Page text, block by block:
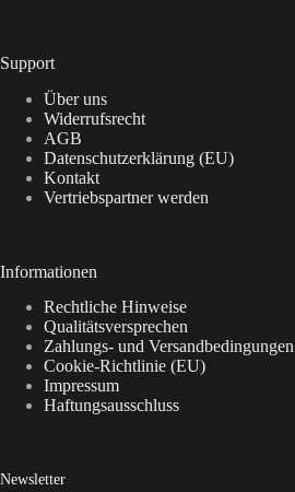
Support
Über uns
Widerrufsrecht
AGB
Datenschutzerklärung (EU)
Kontakt
Vertriebspartner werden
Informationen
Rechtliche Hinweise
Qualitätsversprechen
Zahlungs- und Versandbedingungen
Cookie-Richtlinie (EU)
Impressum
Haftungsausschluss
Newsletter